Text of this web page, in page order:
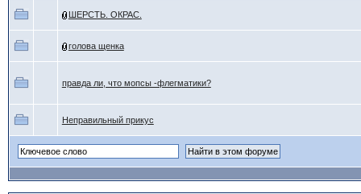
ШЕРСТЬ. ОКРАС.
голова щенка
правда ли, что мопсы -флегматики?
Неправильный прикус